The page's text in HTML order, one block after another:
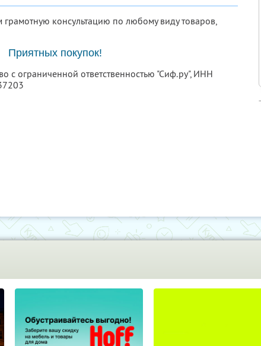
консультацию по любому виду товаров,
Приятных покупок!
с ограниченной ответственностью "Сиф.ру", ИНН